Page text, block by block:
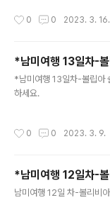
0 0 2023. 3. 16.
*남미여행 13일차-
*남미여행 13일차-볼립아
하세요.
0 0 2023. 3. 9.
*남미여행 12일차-
남미여행 12일 차-볼리비